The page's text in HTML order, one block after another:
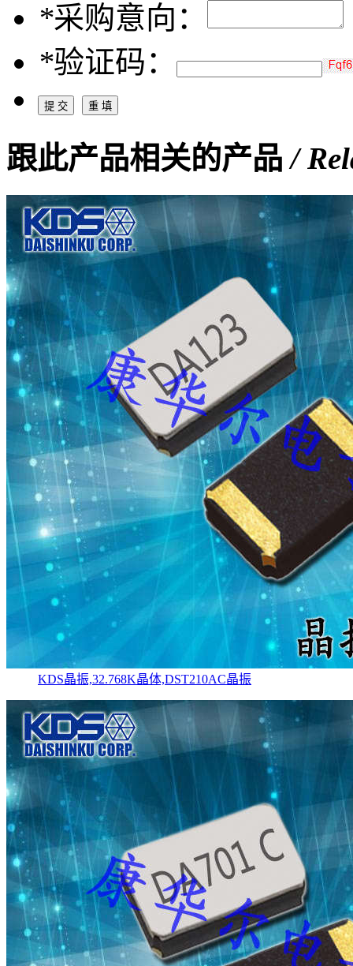
*采购意向：
*验证码：
跟此产品相关的产品/
KDS晶振,32.768K晶体,DST210AC晶振